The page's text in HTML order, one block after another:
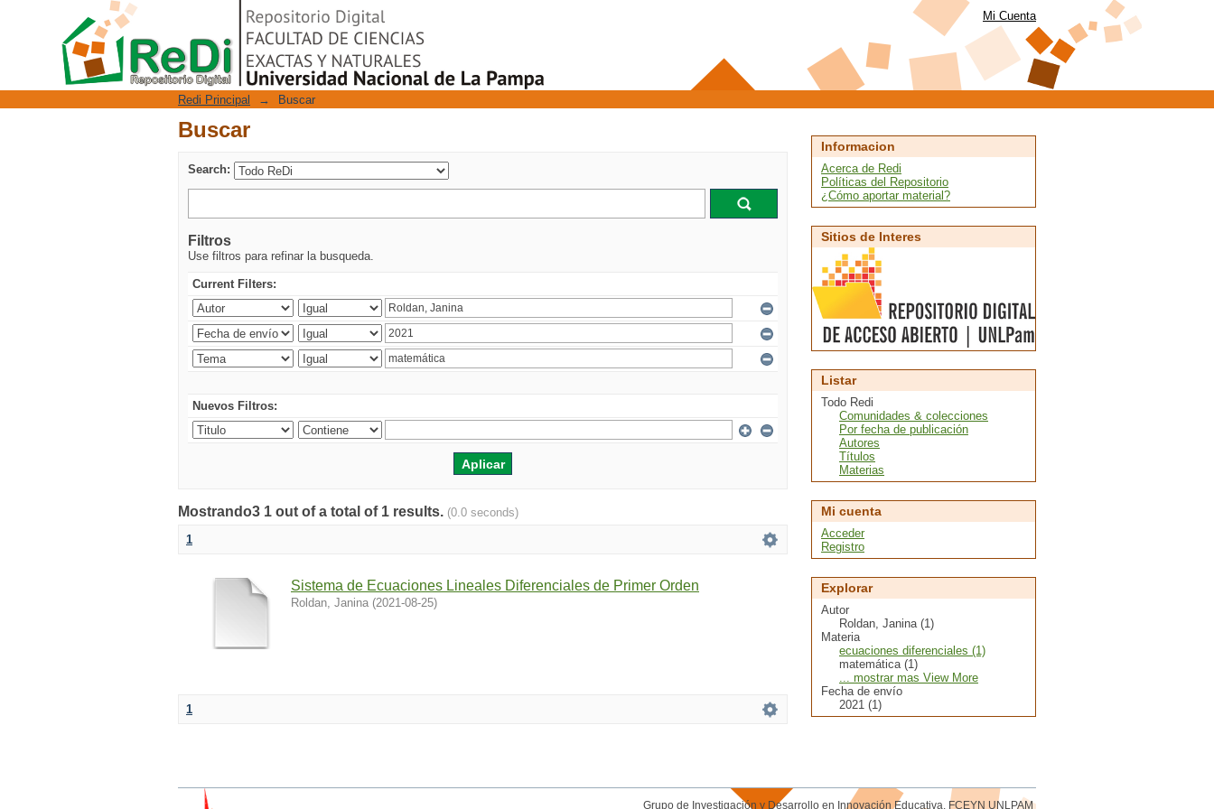
Buscar
Repositorio Digital Mi Cuenta
Redi Principal → Buscar
Buscar
Search:
Filtros
Use filtros para refinar la busqueda.
Current Filters:
Nuevos Filtros:
Mostrando3 1 out of a total of 1 results. (0.0 seconds)
1
Sistema de Ecuaciones Lineales Diferenciales de Primer Orden
Roldan, Janina (2021-08-25)
1
Informacion
Acerca de Redi
Políticas del Repositorio
¿Cómo aportar material?
Sitios de Interes
Listar
Todo Redi
Comunidades & colecciones
Por fecha de publicación
Autores
Títulos
Materias
Mi cuenta
Acceder
Registro
Explorar
Autor
Roldan, Janina (1)
Materia
ecuaciones diferenciales (1)
matemática (1)
... mostrar mas View More
Fecha de envío
2021 (1)
Grupo de Investigación y Desarrollo en Innovación Educativa. FCEYN UNLPAM